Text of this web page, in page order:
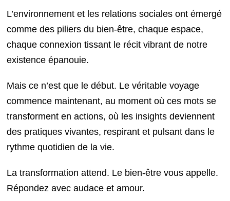
L’environnement et les relations sociales ont émergé
comme des piliers du bien-être, chaque espace,
chaque connexion tissant le récit vibrant de notre
existence épanouie.
Mais ce n’est que le début. Le véritable voyage
commence maintenant, au moment où ces mots se
transforment en actions, où les insights deviennent
des pratiques vivantes, respirant et pulsant dans le
rythme quotidien de la vie.
La transformation attend. Le bien-être vous appelle.
Répondez avec audace et amour.